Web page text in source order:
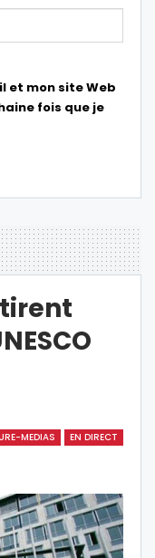
et mon site Web
fois que je
MEDIAS EN DIRECT